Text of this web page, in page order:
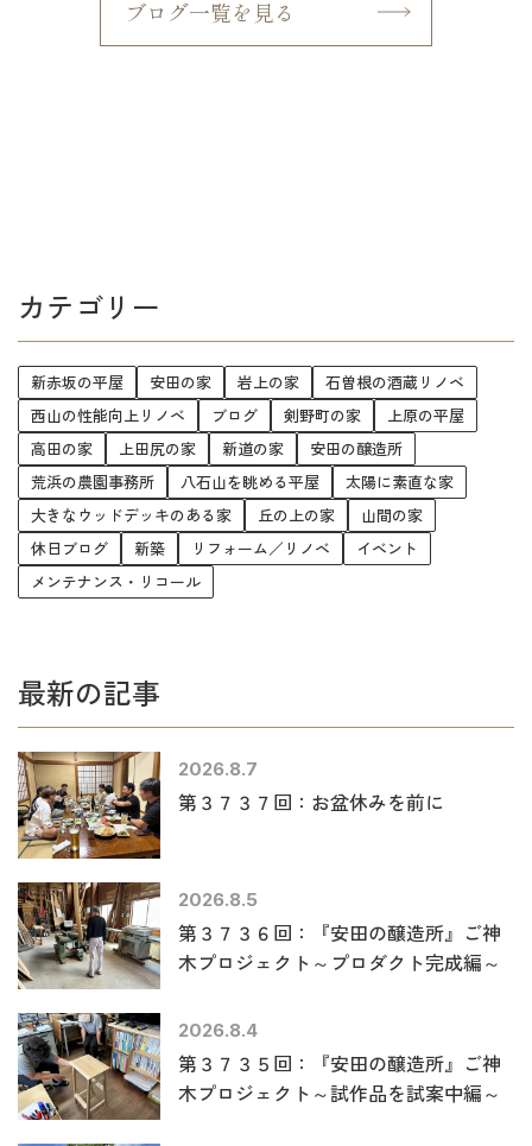
ブログ一覧を見る
カテゴリー
新赤坂の平屋 安田の家 岩上の家
石曽根の酒蔵リノベ
西山の性能向上リノベ
ブログ 剣野町の家
上原の平屋
高田の家
上田尻の家 新道の家
安田の醸造所
荒浜の農園事務所
八石山を眺める平屋
太陽に素直な家
大きなウッドデッキのある家
丘の上の家
山間の家
休日ブログ
新築 リフォーム／リノベ
イベント
メンテナンス・リコール
最新の記事
2026.8.7
第３７３７回：お盆休みを前に
2026.8.5
第３７３６回：『安田の醸造所』ご神
木プロジェクト～プロダクト完成編～
2026.8.4
第３７３５回：『安田の醸造所』ご神
木プロジェクト～試作品を試案中編～